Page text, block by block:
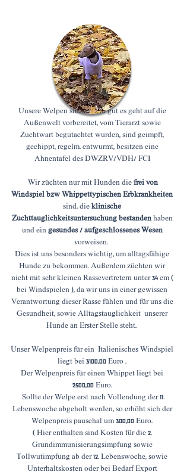
Kosten
Unsere Welpen sind alle so gut es geht auf die
Außenwelt vorbereitet, vom Tierarzt sowie
Zuchtwart begutachtet wurden, sind geimpft,
gechippt, regelm. entwurmt, besitzen eine
Ahnentafel des DWZRV/VDH/ FCI
Wir züchten nur mit Hunden die frei von
Windspiel bzw Whippettypischen Erbkrankheiten
sind, die klinische
Zuchttauglichkeitsuntersuchung bestandenhaben
und ein gesundes / aufgeschlossenes Wesen
vorweisen.
Dies ist uns besonders wichtig, um alltagsfähige
Hunde zu bekommen. Außerdem züchten wir
nicht mit sehr kleinen Rassevertretern unter 34 cm (
bei Windspielen ), da wir uns in einer gewissen
Verantwortung dieser Rasse fühlen und für uns die
Gesundheit, sowie Alltagstauglichkeit unserer
Hunde an Erster Stelle steht.
Unser Welpenpreis für ein Italienisches Windspiel
liegt bei 3100,00 Euro .
Der Welpenpreis für einen Whippet liegt bei
2500,00 Euro.
Sollte der Welpe erst nach Vollendung der 11.
Lebenswoche abgeholt werden, so erhöht sich der
Welpenpreis pauschal um 300,00 Euro.
( Hier enthalten sind Kosten für die 2.
Grundimmunisierungsimpfung sowie
Tollwutimpfung ab der 12. Lebenswoche, sowie
Unterhaltskosten oder bei Bedarf Export